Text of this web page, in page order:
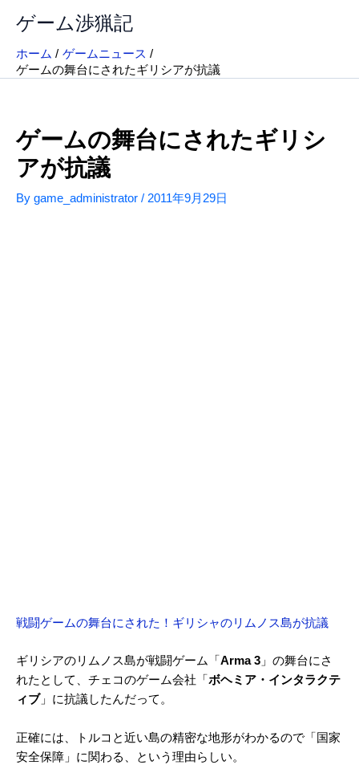
ゲーム渉猟記
ホーム
ゲームニュース
ゲームの舞台にされたギリシアが抗議
ゲームの舞台にされたギリシ
アが抗議
By game_administrator / 2011年9月29日
戦闘ゲームの舞台にされた！ギリシャのリムノス島が抗議
ギリシアのリムノス島が戦闘ゲーム「 Arma 3 」の舞台にさ
れたとして、チェコのゲーム会社「 ボヘミア・インタラクテ
ィブ」に抗議したんだって。
正確には、トルコと近い島の精密な地形がわかるので「国家
安全保障」に関わる、という理由らしい。